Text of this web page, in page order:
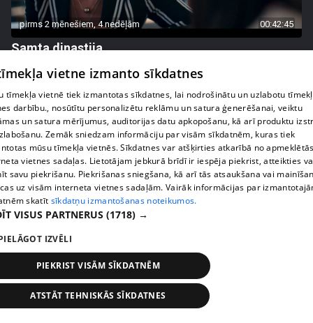
pirms 2 mēnešiem, 4 nedēļām 00:42:45
Samta dinastija
pirms 2 mēnešiem, 4 nedēļām
Samta dinastija
53. epizode
vietne izmanto sīkdatnes
tīmekļa vietnē tiek izmantotas sīkdatnes, lai nodrošinātu un uzlabotu
darbību., nosūtītu personalizētu reklāmu un satura ģenerēšanai, veiktu
un satura mērījumus, auditorijas datu apkopošanu, kā arī produktu
Zemāk sniedzam informāciju par visām sīkdatnēm, kuras tiek
mūsu tīmekļa vietnēs. Sīkdatnes var atšķirties atkarībā no
vietnes sadaļas. Lietotājam jebkurā brīdī ir iespēja piekrist, atteikties
savu piekrišanu. Piekrišanas sniegšana, kā arī tās atsaukšana vai
uz visām interneta vietnes sadaļām. Vairāk informācijas par
skatīt sīkdatņu izmantošanas noteikumos.
VISUS PARTNERUS (1718) →
IZVĒLI
PIEKRIST VISĀM SĪKDATNĒM
ATSTĀT TEHNISKĀS SĪKDATNES